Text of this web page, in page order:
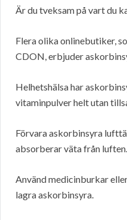
Är du tveksam på vart du
Flera olika onlinebutiker,
CDON, erbjuder
Helhetshälsa har
vitaminpulver helt utan
Förvara askorbinsyra
absorberar väta från luften.
Använd medicinburkar
lagra askorbinsyra.